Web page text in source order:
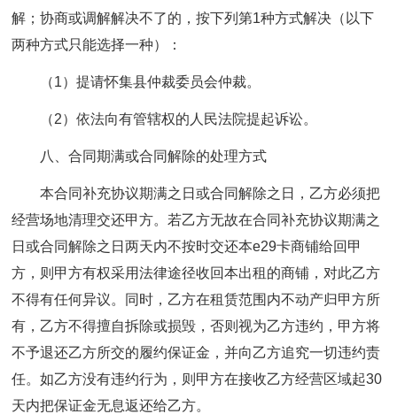
解；协商或调解解决不了的，按下列第1种方式解决（以下
两种方式只能选择一种）：
（1）提请怀集县仲裁委员会仲裁。
（2）依法向有管辖权的人民法院提起诉讼。
八、合同期满或合同解除的处理方式
本合同补充协议期满之日或合同解除之日，乙方必须把
经营场地清理交还甲方。若乙方无故在合同补充协议期满之
日或合同解除之日两天内不按时交还本e29卡商铺给回甲
方，则甲方有权采用法律途径收回本出租的商铺，对此乙方
不得有任何异议。同时，乙方在租赁范围内不动产归甲方所
有，乙方不得擅自拆除或损毁，否则视为乙方违约，甲方将
不予退还乙方所交的履约保证金，并向乙方追究一切违约责
任。如乙方没有违约行为，则甲方在接收乙方经营区域起30
天内把保证金无息返还给乙方。